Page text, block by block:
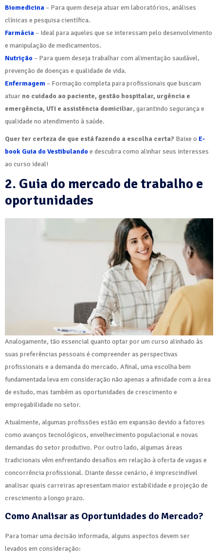
Biomedicina – Para quem deseja atuar em laboratórios, análises
clínicas e pesquisa científica.
Farmácia – Ideal para aqueles que se interessam pelo desenvolvimento
e manipulação de medicamentos.
Nutrição – Para quem deseja trabalhar com alimentação saudável,
prevenção de doenças e qualidade de vida.
Enfermagem – Formação completa para profissionais que buscam
atuar no cuidado ao paciente, gestão hospitalar, urgência e
emergência, UTI e assistência domiciliar, garantindo segurança e
qualidade no atendimento à saúde.
Quer ter certeza de que está fazendo a escolha certa? Baixe o E-
book Guia do Vestibulandoe descubra como alinhar seus interesses
ao curso ideal!
2. Guia do mercado de trabalho e
oportunidades
Analogamente, tão essencial quanto optar por um curso alinhado às
suas preferências pessoais é compreender as perspectivas
profissionais e a demanda do mercado. Afinal, uma escolha bem
fundamentada leva em consideração não apenas a afinidade com a área
de estudo, mas também as oportunidades de crescimento e
empregabilidade no setor.
Atualmente, algumas profissões estão em expansão devido a fatores
como avanços tecnológicos, envelhecimento populacional e novas
demandas do setor produtivo. Por outro lado, algumas áreas
tradicionais vêm enfrentando desafios em relação à oferta de vagas e
concorrência profissional. Diante desse cenário, é imprescindível
analisar quais carreiras apresentam maior estabilidade e projeção de
crescimento a longo prazo.
Como Analisar as Oportunidades do Mercado?
Para tomar uma decisão informada, alguns aspectos devem ser
levados em consideração: